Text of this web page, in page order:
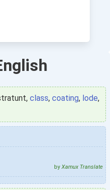
class, coating, lode,
by Xamux Translate